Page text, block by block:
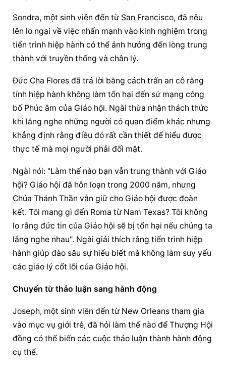
Sondra, một sinh viên đến từ San Francisco, đã nêu
lên lo ngại về việc nhấn mạnh vào kinh nghiệm trong
tiến trình hiệp hành có thể ảnh hưởng đến lòng trung
thành với truyền thống và chân lý.
Đức Cha Flores đã trả lời bằng cách trấn an cô rằng
tính hiệp hành không làm tổn hại đến sứ mạng công
bố Phúc âm của Giáo hội. Ngài thừa nhận thách thức
khi lắng nghe những người có quan điểm khác nhưng
khẳng định rằng điều đó rất cần thiết để hiểu được
thực tế mà mọi người phải đối mặt.
Ngài nói: "Làm thế nào bạn vẫn trung thành với Giáo
hội? Giáo hội đã hỗn loạn trong 2000 năm, nhưng
Chúa Thánh Thần vẫn giữ cho Giáo hội được đoàn
kết. Tôi mang gì đến Roma từ Nam Texas? Tôi không
lo rằng đức tin của Giáo hội sẽ bị tổn hại nếu chúng ta
lắng nghe nhau". Ngài giải thích rằng tiến trình hiệp
hành giúp đào sâu sự hiểu biết mà không làm suy yếu
các giáo lý cốt lõi của Giáo hội.
Chuyển từ thảo luận sang hành động
Joseph, một sinh viên đến từ New Orleans tham gia
vào mục vụ giới trẻ, đã hỏi làm thế nào để Thượng Hội
đồng có thể biến các cuộc thảo luận thành hành động
cụ thể.